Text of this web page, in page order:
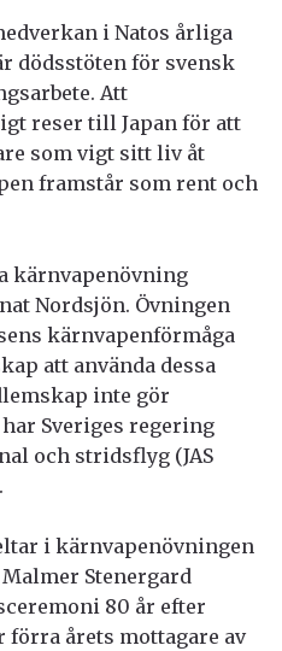
i Natos årliga
dödsstöten för svensk
Att
reser till Japan för att
som vigt sitt liv åt
framstår som rent och
kärnvapenövning
Nordsjön. Övningen
kärnvapenförmåga
att använda dessa
inte gör
Sveriges regering
och stridsflyg (JAS
i kärnvapenövningen
Stenergard
80 år efter
förra årets mottagare av